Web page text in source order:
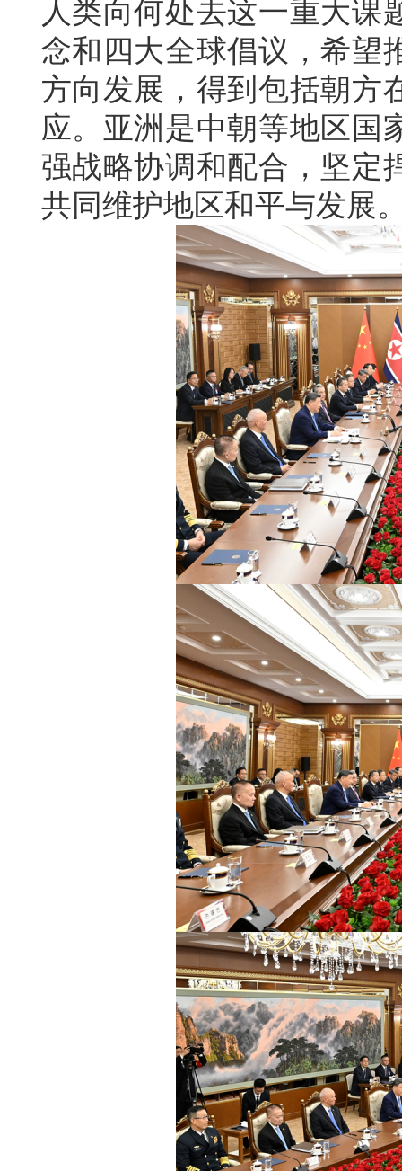
人类向何处去这一重大课
念和四大全球倡议，希望
方向发展，得到包括朝方
应。亚洲是中朝等地区国
强战略协调和配合，坚定
共同维护地区和平与发展